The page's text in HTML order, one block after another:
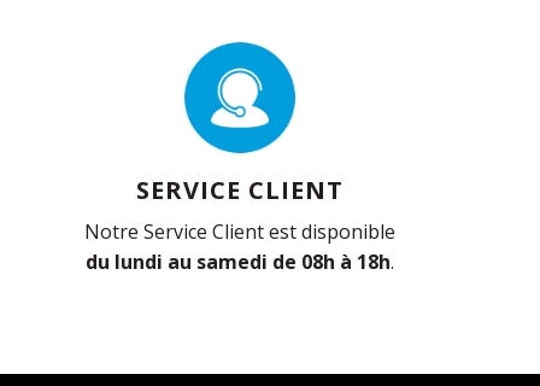
SERVICE CLIENT
Notre Service Client est disponible
du lundi au samedi de 08h à 18h.